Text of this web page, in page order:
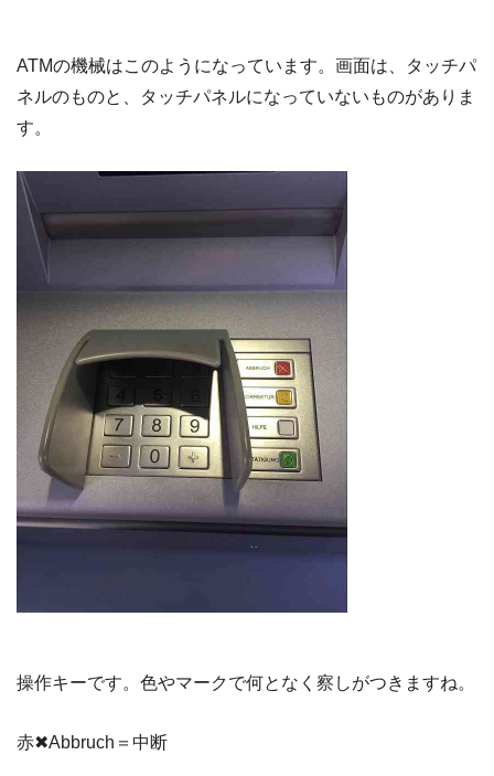
ATMの機械はこのようになっています。画面は、タッチパ
ネルのものと、タッチパネルになっていないものがありま
す。
操作キーです。色やマークで何となく察しがつきますね。
赤✖︎Abbruch＝中断